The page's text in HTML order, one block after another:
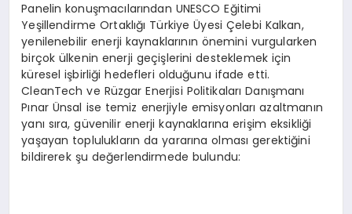
Panelin konuşmacılarından UNESCO Eğitimi
Yeşillendirme Ortaklığı Türkiye Üyesi Çelebi Kalkan,
yenilenebilir enerji kaynaklarının önemini vurgularken
birçok ülkenin enerji geçişlerini desteklemek için
küresel işbirliği hedefleri olduğunu ifade etti.
CleanTech ve Rüzgar Enerjisi Politikaları Danışmanı
Pınar Ünsal ise temiz enerjiyle emisyonları azaltmanın
yanı sıra, güvenilir enerji kaynaklarına erişim eksikliği
yaşayan toplulukların da yararına olması gerektiğini
bildirerek şu değerlendirmede bulundu: